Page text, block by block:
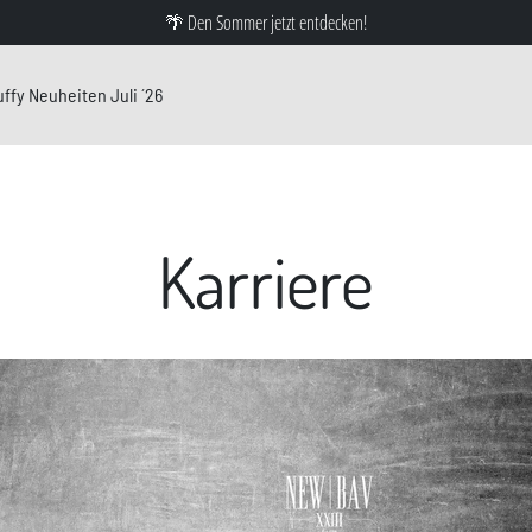
🌴 Den Sommer jetzt entdecken!
Neuheiten Juli ´26
Karriere